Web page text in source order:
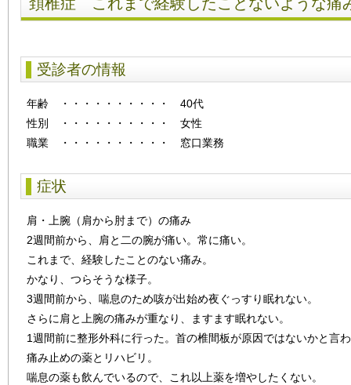
受診者の情報
年齢 ・・・・・・・・・・
40代
性別
・・・・・・・・・・
女性
職業 ・・・・・・・・・・ 窓口業務
症状
肩・上腕（肩から肘まで）の痛み
2週間前から、肩と二の腕が痛い。常に痛い。
これまで、経験したことのない痛み。
かなり、つらそうな様子。
3週間前から、喘息のため咳が出始め夜ぐっすり眠れない。
さらに肩と上腕の痛みが重なり、ますます眠れない。
1週間前に整形外科に行った。首の椎間板が原因ではないかと言
痛み止めの薬とリハビリ。
喘息の薬も飲んでいるので、これ以上薬を増やしたくない。